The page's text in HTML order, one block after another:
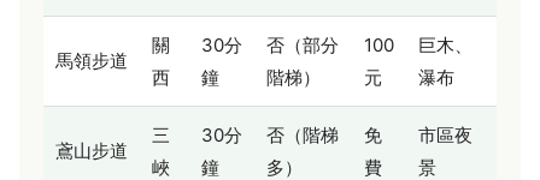
馬領步道
關
西
30分
鐘
否（部分
階梯）
100
元
巨木、
瀑布
鳶山步道
三
峽
30分
鐘
否（階梯
多）
免
費
市區夜
景